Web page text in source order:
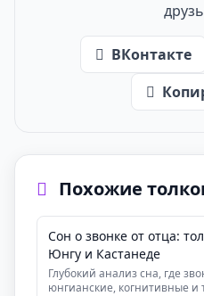
ВКонтакте
Похожие
Сон о звонке от отца:
Юнгу и Кастанеде
Глубокий анализ сна, где
юнгианские, когнитивные и